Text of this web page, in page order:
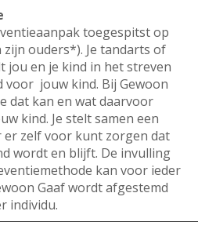
toegespitst op
ouders*). Je tandarts of
jou en je kind in het streven
voor jouw kind. Bij Gewoon
dat kan en wat daarvoor
kind. Je stelt samen een
er zelf voor kunt zorgen dat
wordt en blijft. De invulling
kan voor ieder
Gaaf wordt afgestemd
individu.